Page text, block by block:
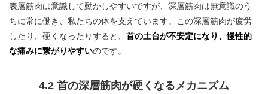
表層筋肉は意識して動かしやすいですが、深層筋肉は無意識のう
ちに常に働き、私たちの体を支えています。この深層筋肉が疲労
したり、硬くなったりすると、 首の土台が不安定になり、慢性的
な痛みに繋がりやすいのです。
4.2 首の深層筋肉が硬くなるメカニズム